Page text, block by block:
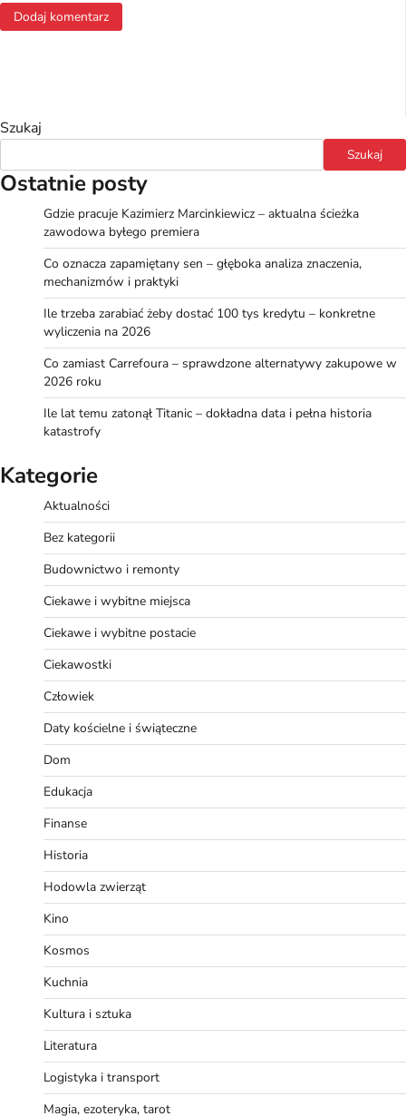
Szukaj
Szukaj
Ostatnie posty
Gdzie pracuje Kazimierz Marcinkiewicz – aktualna ścieżka
zawodowa byłego premiera
Co oznacza zapamiętany sen – głęboka analiza znaczenia,
mechanizmów i praktyki
Ile trzeba zarabiać żeby dostać 100 tys kredytu – konkretne
wyliczenia na 2026
Co zamiast Carrefoura – sprawdzone alternatywy zakupowe w
2026 roku
Ile lat temu zatonął Titanic – dokładna data i pełna historia
katastrofy
Kategorie
Aktualności
Bez kategorii
Budownictwo i remonty
Ciekawe i wybitne miejsca
Ciekawe i wybitne postacie
Ciekawostki
Człowiek
Daty kościelne i świąteczne
Dom
Edukacja
Finanse
Historia
Hodowla zwierząt
Kino
Kosmos
Kuchnia
Kultura i sztuka
Literatura
Logistyka i transport
Magia, ezoteryka, tarot